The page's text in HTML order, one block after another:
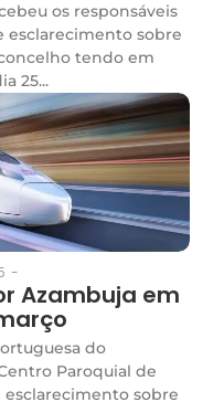
os responsáveis
esclarecimento sobre
tendo em
25...
-
Azambuja em
do
Paroquial de
esclarecimento sobre